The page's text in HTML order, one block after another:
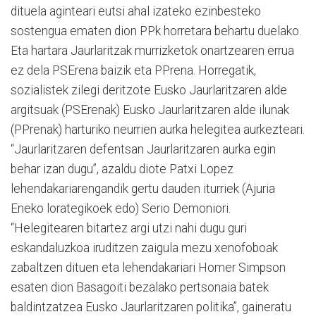
dituela aginteari eutsi ahal izateko ezinbesteko
sostengua ematen dion PPk horretara behartu duelako.
Eta hartara Jaurlaritzak murrizketok onartzearen errua
ez dela PSErena baizik eta PPrena. Horregatik,
sozialistek zilegi deritzote Eusko Jaurlaritzaren alde
argitsuak (PSErenak) Eusko Jaurlaritzaren alde ilunak
(PPrenak) harturiko neurrien aurka helegitea aurkezteari.
“Jaurlaritzaren defentsan Jaurlaritzaren aurka egin
behar izan dugu”, azaldu diote Patxi Lopez
lehendakariarengandik gertu dauden iturriek (Ajuria
Eneko lorategikoek edo) Serio Demoniori.
“Helegitearen bitartez argi utzi nahi dugu guri
eskandaluzkoa iruditzen zaigula mezu xenofoboak
zabaltzen dituen eta lehendakariari Homer Simpson
esaten dion Basagoiti bezalako pertsonaia batek
baldintzatzea Eusko Jaurlaritzaren politika”, gaineratu